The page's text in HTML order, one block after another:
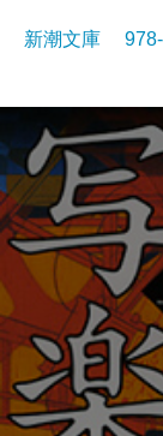
新潮文庫